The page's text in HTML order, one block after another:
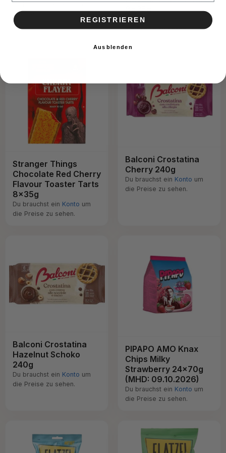
Du brauchst einKontoum
die Preise zu sehen.
8x35g
Du brauchst ein
die Preise zu sehen.
Stranger Things
Chocolate Red Cherry
Flavour Toaster Tarts
8x35g
Du brauchst ein Konto um
die Preise zu sehen.
Balconi Crostatina
Cherry 240g
Du brauchst ein Konto um
die Preise zu sehen.
Balconi Crostatina
Hazelnut Schoko
240g
Du brauchst ein Konto um
die Preise zu sehen.
PIPAPO AMO Knax
Chips Milky
Strawberry 24x70g
(MHD: 09.10.2026)
Du brauchst ein Konto um
die Preise zu sehen.
REGISTRIEREN
Ausblenden